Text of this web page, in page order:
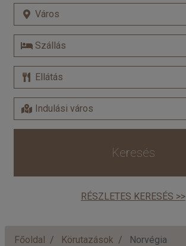
Keresés
RÉSZLETES KERESÉS >>
Főoldal Körutazások Norvégia